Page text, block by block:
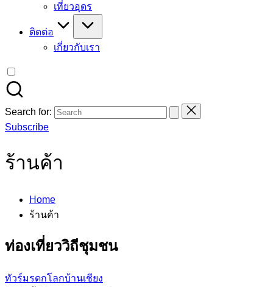
เที่ยวอุดร
ติดต่อ
เกี่ยวกับเรา
Search for:
Subscribe
ร้านค้า
Home
ร้านค้า
ท่องเที่ยววิถีชุมชน
ทัวร์มรดกโลกบ้านเชียง